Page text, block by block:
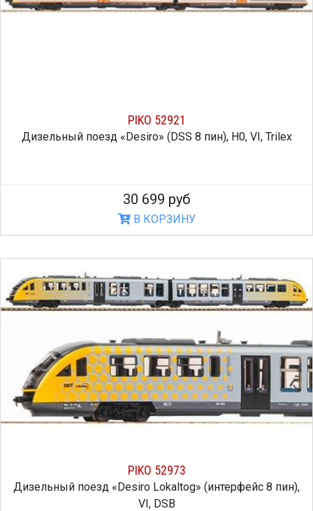
PIKO 52921
Дизельный поезд «Desiro» (DSS 8 пин), H0, VI, Trilex
30 699 руб
В КОРЗИНУ
PIKO 52973
Дизельный поезд «Desiro Lokaltog» (интерфейс 8 пин),
VI, DSB